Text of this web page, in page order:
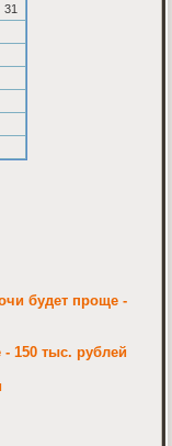
31
будет проще -
150 тыс. рублей